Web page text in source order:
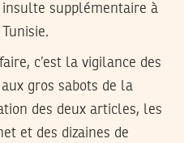
supplémentaire à
c’est la vigilance des
gros sabots de la
des deux articles, les
et des dizaines de